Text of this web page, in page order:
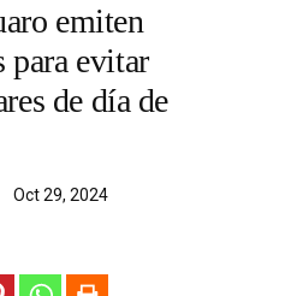
emiten
para evitar
de día de
Oct 29, 2024